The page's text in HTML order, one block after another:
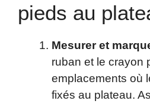
pieds au
Mesurer et
ruban et le crayon
emplacements où
fixés au plateau.